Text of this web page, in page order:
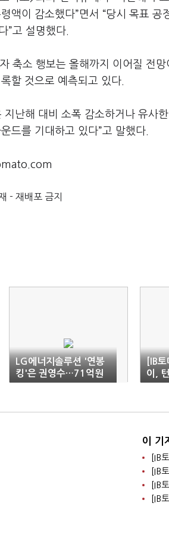
액이 감소했다”면서 “당시 목표
”고 설명했다.
축소 행보는 올해까지 이어질 전
할 것으로 예측되고 있다.
지난해 대비 소폭 감소하거나 유사
드를 기대하고 있다”고 말했다.
- 재배포 금지
LG에너지솔루션 '연봉
킹'은 권영수…71억원
수령
[IB토
이,
화…
이 기
[IB
[IB